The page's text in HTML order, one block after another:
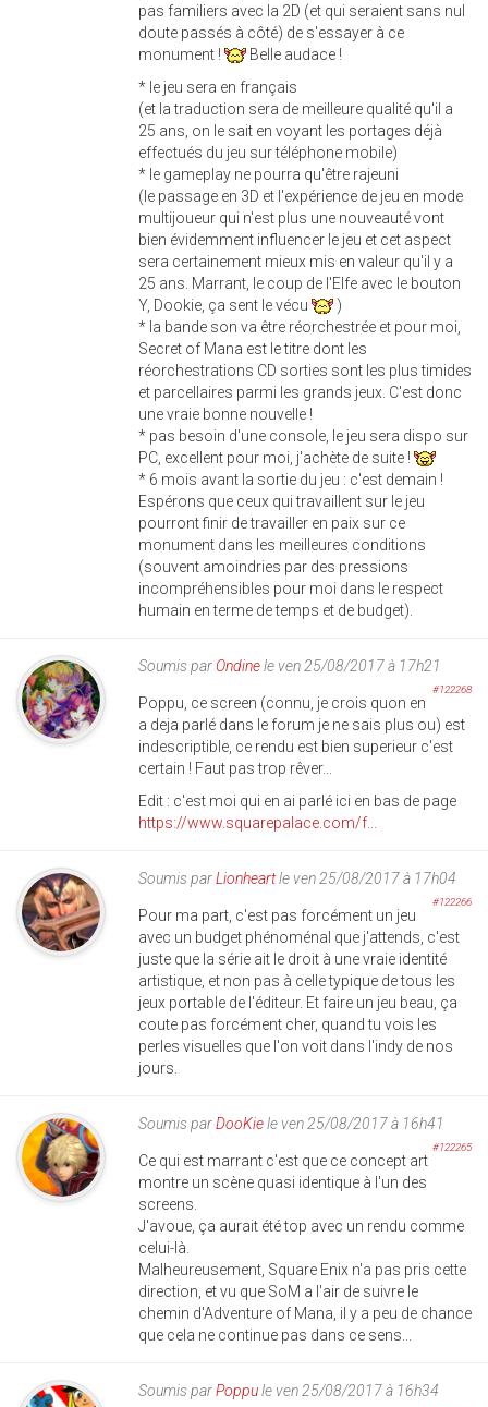
pas familiers avec la 2D (et qui seraient sans nul
doute passés à côté) de s'essayer à ce
monument !
Belle audace !
* le jeu sera en français
(et la traduction sera de meilleure qualité qu'il a
25 ans, on le sait en voyant les portages déjà
effectués du jeu sur téléphone mobile)
* le gameplay ne pourra qu'être rajeuni
(le passage en 3D et l'expérience de jeu en mode
multijoueur qui n'est plus une nouveauté vont
bien évidemment influencer le jeu et cet aspect
sera certainement mieux mis en valeur qu'il y a
25 ans. Marrant, le coup de l'Elfe avec le bouton
Y, Dookie, ça sent le vécu
)
* la bande son va être réorchestrée et pour moi,
Secret of Mana est le titre dont les
réorchestrations CD sorties sont les plus timides
et parcellaires parmi les grands jeux. C'est donc
une vraie bonne nouvelle !
* pas besoin d'une console, le jeu sera dispo sur
PC, excellent pour moi, j'achète de suite !
* 6 mois avant la sortie du jeu : c'est demain !
Espérons que ceux qui travaillent sur le jeu
pourront finir de travailler en paix sur ce
monument dans les meilleures conditions
(souvent amoindries par des pressions
incompréhensibles pour moi dans le respect
humain en terme de temps et de budget).
Soumis parOndinele ven 25/08/2017 à 17h21
#122268
Poppu, ce screen (connu, je crois quon en
a deja parlé dans le forum je ne sais plus ou) est
indescriptible, ce rendu est bien superieur c'est
certain ! Faut pas trop rêver...
Edit : c'est moi qui en ai parlé ici en bas de page
https://www.squarepalace.com/f...
Soumis parLionheartle ven 25/08/2017 à 17h04
#122266
Pour ma part, c'est pas forcément un jeu
avec un budget phénoménal que j'attends, c'est
juste que la série ait le droit à une vraie identité
artistique, et non pas à celle typique de tous les
jeux portable de l'éditeur. Et faire un jeu beau, ça
coute pas forcément cher, quand tu vois les
perles visuelles que l'on voit dans l'indy de nos
jours.
Soumis parDooKiele ven 25/08/2017 à 16h41
#122265
Ce qui est marrant c'est que ce concept art
montre un scène quasi identique à l'un des
screens.
J'avoue, ça aurait été top avec un rendu comme
celui-là.
Malheureusement, Square Enix n'a pas pris cette
direction, et vu que SoM a l'air de suivre le
chemin d'Adventure of Mana, il y a peu de chance
que cela ne continue pas dans ce sens...
Soumis parPoppule ven 25/08/2017 à 16h34